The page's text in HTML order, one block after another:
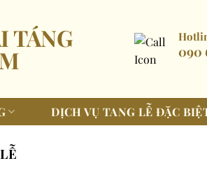
090
DỊCH VỤ TANG LỄ ĐẶC